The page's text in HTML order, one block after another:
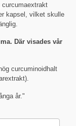
curcumaextrakt
kapsel, vilket skulle
Där visades vår
curcuminoidhalt
år."